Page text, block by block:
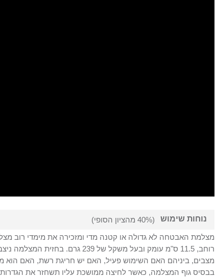
נוחות שימוש (40% מהציון הסופי)
רוחב, 11.5 ס"מ עומק ובעל משקל של